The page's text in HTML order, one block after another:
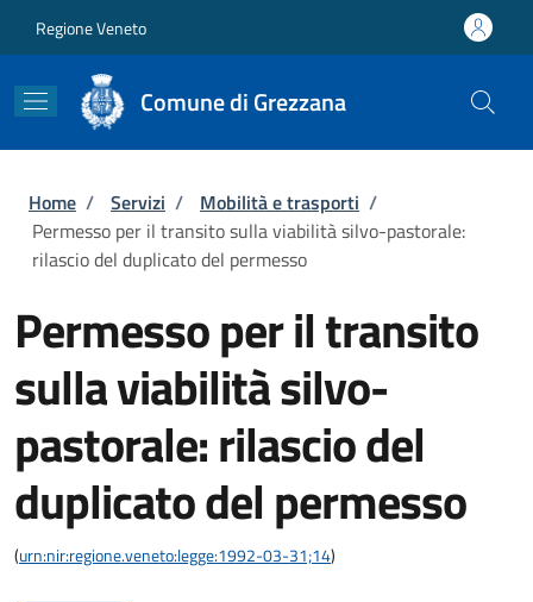
Regione Veneto
Comune di Grezzana
Briciole di pane
Home / Servizi / Mobilità e trasporti /
Permesso per il transito sulla viabilità silvo-pastorale:
rilascio del duplicato del permesso
Permesso per il transito
sulla viabilità silvo-
pastorale: rilascio del
duplicato del permesso
(urn:nir:regione.veneto:legge:1992-03-31;14)